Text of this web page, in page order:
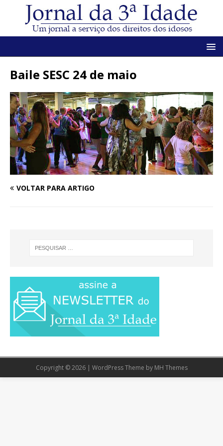
Baile SESC 24 de maio
VOLTAR PARA ARTIGO
Copyright © 2026 | WordPress Theme by MH Themes